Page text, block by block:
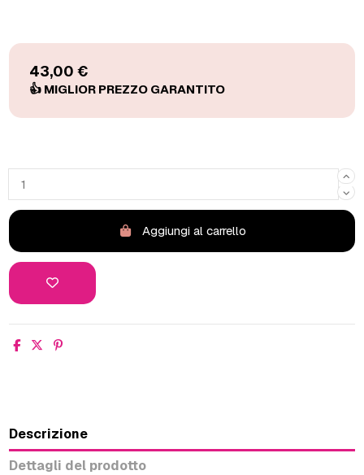
43,00 €
Aggiungi al carrello
Descrizione
Dettagli del prodotto